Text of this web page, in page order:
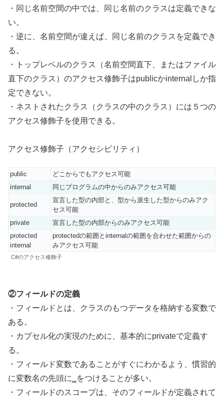
・同じ名前空間の中では、同じ名前のクラスは定義できな
い。
・逆に、名前空間が違えば、同じ名前のクラスを定義でき
る。
・トップレベルのクラス（名前空間直下、またはファイル
直下のクラス）のアクセス修飾子はpublicかinternalしか指
定できない。
・ネストされたクラス（クラスの中のクラス）には５つの
アクセス修飾子を使用できる。
アクセス修飾子（アクセシビリティ）
public
どこからでもアクセス可能
internal
同じプログラムの中からのみアクセス可能
protected
宣言した型の内部と、型から派生した型からのみアク
セス可能
private
宣言した型の内部からのみアクセス可能
protected
internal
protectedの範囲とinternalの範囲を合わせた範囲からの
みアクセス可能
C#のアクセス修飾子
②フィールドの定義
・フィールドとは、クラスのもつデータを格納する変数で
ある。
・カプセル化の実現のために、基本的にprivateで定義す
る。
・フィールド変数であることがすぐにわかるよう、慣習的
に変数名の先頭に‗をつけることが多い。
・フィールドのスコープは、そのフィールドが定義されて